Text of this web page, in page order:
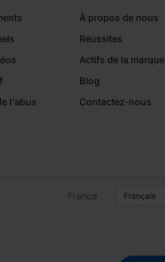
l'abus
À propos de nous
Réussites
Actifs de la marque
Blog
Contactez-nous
France